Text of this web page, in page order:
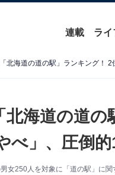
連載 ライ
海道の道
べ」、圧倒
女250人を対象に「道の駅」に